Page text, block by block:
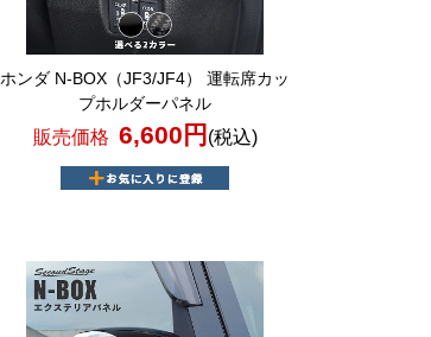
ホンダ N-BOX（JF3/JF4） 運転席カッ
プホルダーパネル
販売価格 6,600円 (税込)